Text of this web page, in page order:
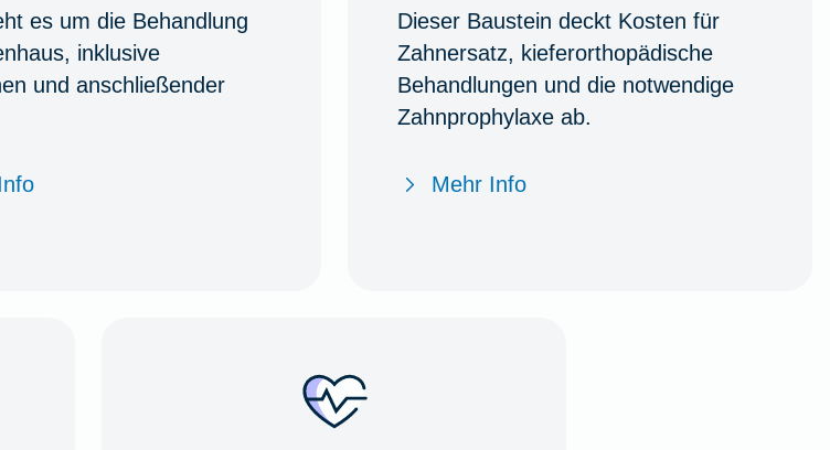
es um die Behandlung
inklusive
und anschließender
Dieser Baustein deckt Kosten für
Zahnersatz, kieferorthopädische
Behandlungen und die notwendige
Zahnprophylaxe ab.
Mehr Info